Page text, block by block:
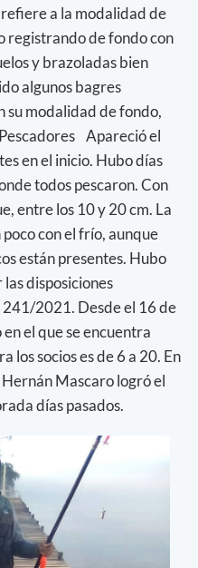
a la modalidad de
registrando de fondo con
y brazoladas bien
algunos bagres
su modalidad de fondo,
Apareció el
en el inicio. Hubo días
todos pescaron. Con
entre los 10 y 20 cm. La
con el frío, aunque
están presentes. Hubo
disposiciones
2021. Desde el 16 de
el que se encuentra
los socios es de 6 a 20. En
Hernán Mascaro logró el
días pasados.